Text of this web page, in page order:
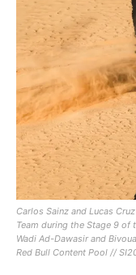
Carlos Sainz and Lucas
Team during the Stage 9 of
Wadi Ad-Dawasir and
Red Bull Content Pool //